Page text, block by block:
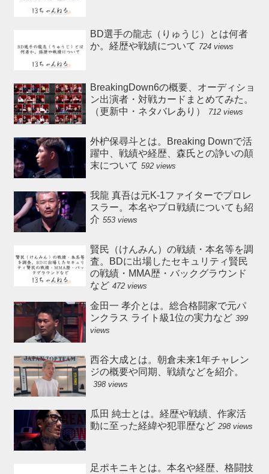
BD選手の龍志（りゅうじ）とは何者
か。経歴や戦績について 724 views
BreakingDown6の概要、オーディショ
ン出演者・対戦カードまとめてみた。
（更新中・ネタバレあり）
712 views
外枦保尋斗とは。Breaking Downで活
躍中、戦績や経歴、森氏との諍いの顛
末について 592 views
我龍 真吾は元K-1ファイターでプロレ
スラー。本名やプロ戦績についても紹
介 553 views
賢民（けんみん）の戦績・本名等を調
査。BDに出場したセキュリティ賢民
の戦績・MMA歴・バックグラウンド
など 472 views
金田一 孝介とは。総合格闘家で元パ
ンクラス ライト級1位の実力など 399
views
西谷大成とは。朝倉未来1年チャレン
ジの概要や同期、戦績などを紹介。
398 views
瓜田 純士とは。経歴や戦績、作家活
動に至った経緯や犯罪歴など 298 views
足ポキニキとは。本名や経歴、格闘技